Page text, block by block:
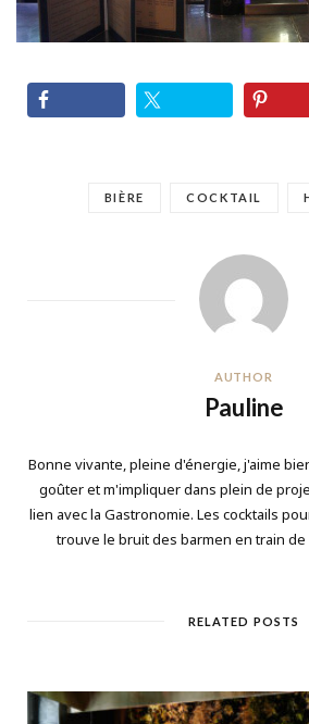
BIÈRE COCKTAIL
AUTHOR
Pauline
Bonne vivante, pleine d'énergie, j'aime
goûter et m'impliquer dans plein de
lien avec la Gastronomie. Les cocktails
trouve le bruit des barmen en train
RELATED POSTS